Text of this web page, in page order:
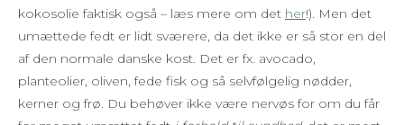
kokosolie faktisk også – læs mere om det her!). Men det
umættede fedt er lidt sværere, da det ikke er så stor en del
af den normale danske kost. Det er fx. avocado,
planteolier, oliven, fede fisk og så selvfølgelig nødder,
kerner og frø. Du behøver ikke være nervøs for om du får